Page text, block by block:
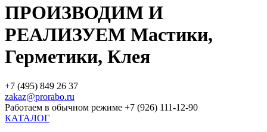
ПРОИЗВОДИМ И
РЕАЛИЗУЕМ Мастики,
Герметики, Клея
+7 (495) 849 26 37
zakaz@prorabo.ru
Работаем в обычном режиме +7 (926) 111-12-90
КАТАЛОГ